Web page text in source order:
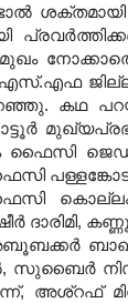
ജില്ല
പറഞ്ഞു.
ഫൈസി
പള്ളങ്കോട്,
ദാരിമി,
സുബൈര്‍
അശ്‌റഫ്